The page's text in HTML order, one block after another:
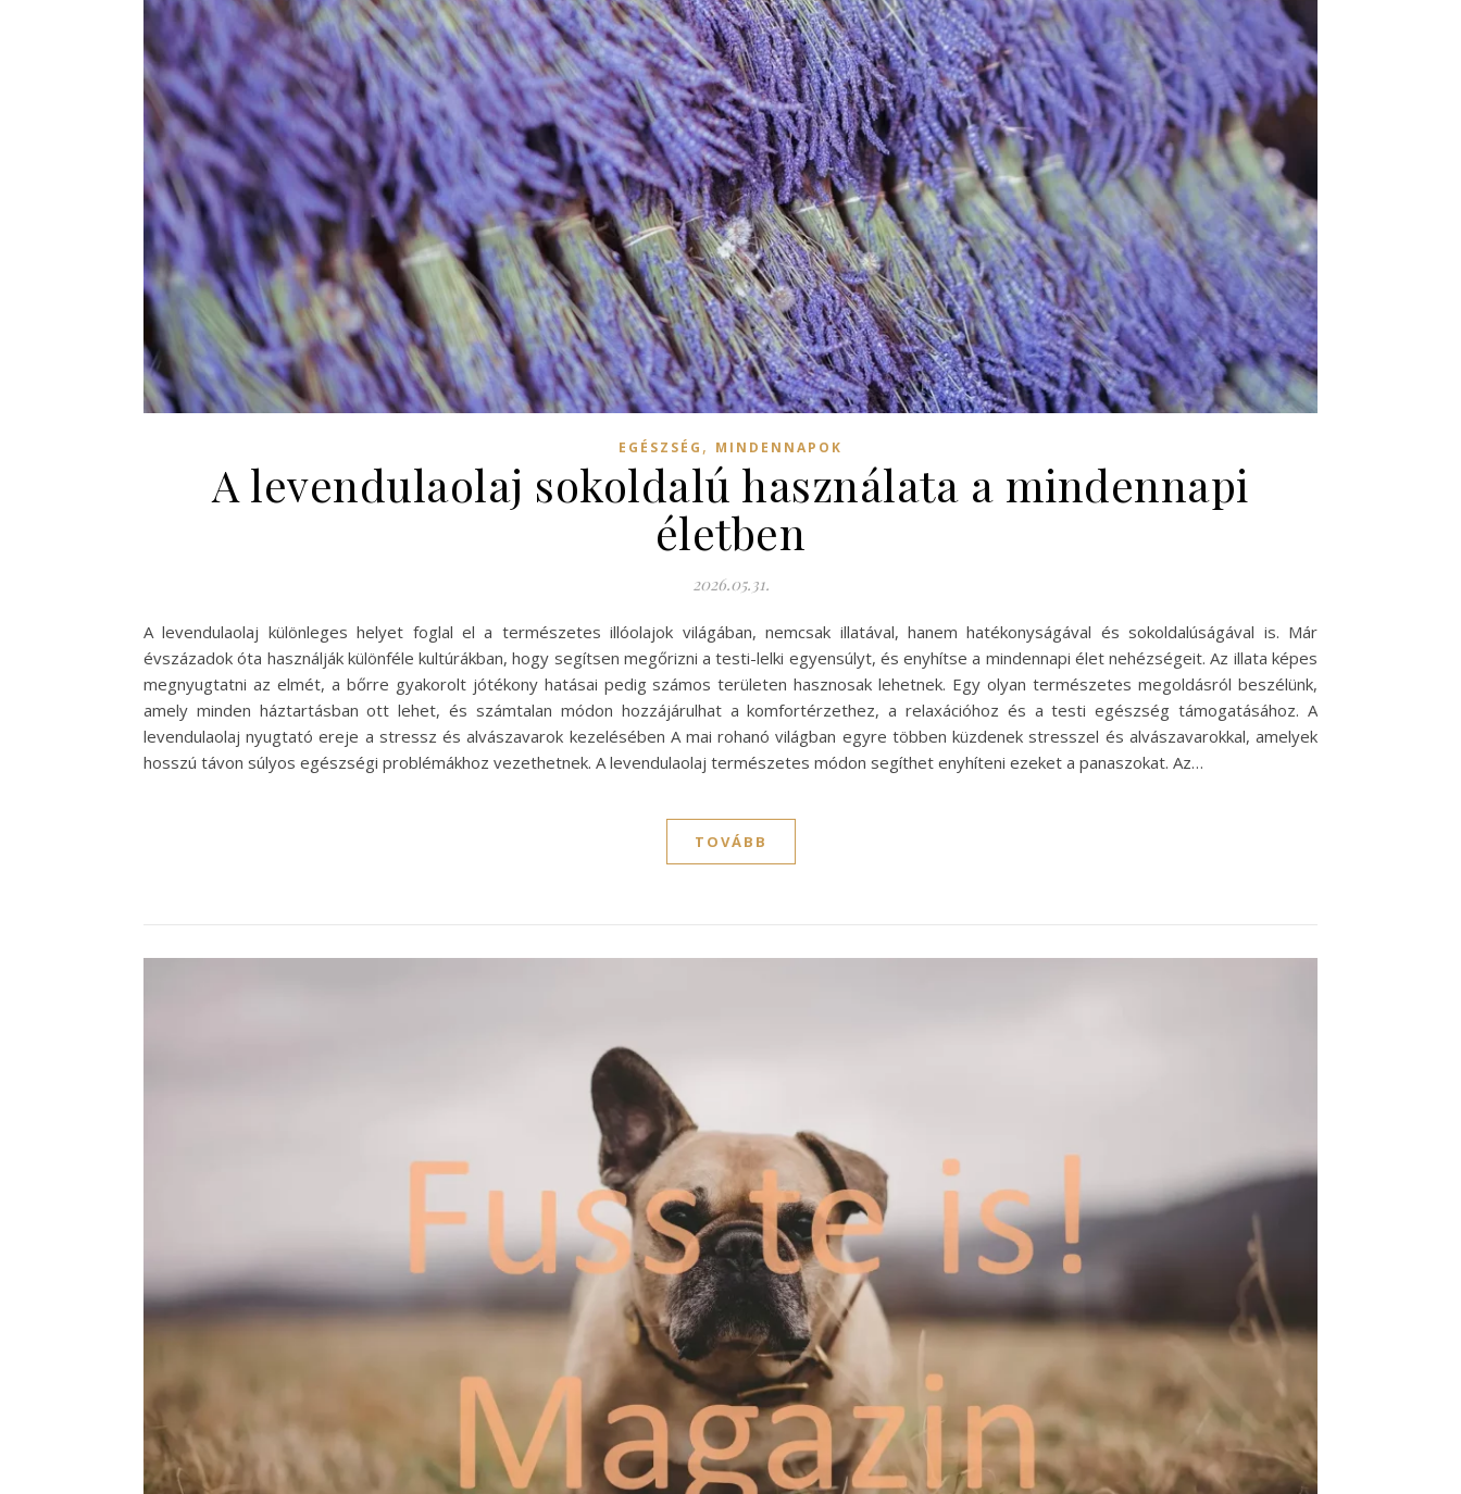
EGÉSZSÉG , MINDENNAPOK
A levendulaolaj sokoldalú használata a mindennapi
életben
2026.05.31.
A levendulaolaj különleges helyet foglal el a természetes illóolajok világában, nemcsak illatával, hanem hatékonyságával és sokoldalúságával is. Már
évszázadok óta használják különféle kultúrákban, hogy segítsen megőrizni a testi-lelki egyensúlyt, és enyhítse a mindennapi élet nehézségeit. Az illata képes
megnyugtatni az elmét, a bőrre gyakorolt jótékony hatásai pedig számos területen hasznosak lehetnek. Egy olyan természetes megoldásról beszélünk,
amely minden háztartásban ott lehet, és számtalan módon hozzájárulhat a komfortérzethez, a relaxációhoz és a testi egészség támogatásához. A
levendulaolaj nyugtató ereje a stressz és alvászavarok kezelésében A mai rohanó világban egyre többen küzdenek stresszel és alvászavarokkal, amelyek
hosszú távon súlyos egészségi problémákhoz vezethetnek. A levendulaolaj természetes módon segíthet enyhíteni ezeket a panaszokat. Az…
TOVÁBB